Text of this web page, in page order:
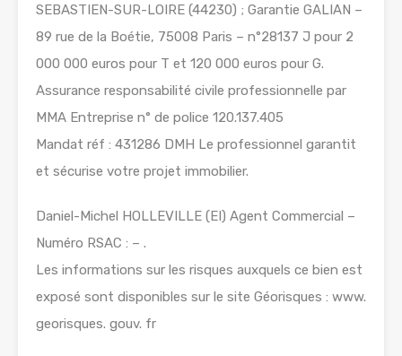
SEBASTIEN-SUR-LOIRE (44230) ; Garantie GALIAN –
89 rue de la Boétie, 75008 Paris – n°28137 J pour 2
000 000 euros pour T et 120 000 euros pour G.
Assurance responsabilité civile professionnelle par
MMA Entreprise n° de police 120.137.405
Mandat réf : 431286 DMH Le professionnel garantit
et sécurise votre projet immobilier.
Daniel-Michel HOLLEVILLE (EI) Agent Commercial –
Numéro RSAC : – .
Les informations sur les risques auxquels ce bien est
exposé sont disponibles sur le site Géorisques : www.
georisques. gouv. fr